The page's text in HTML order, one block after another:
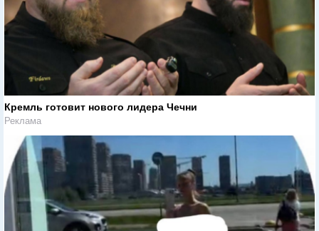
Кремль готовит нового лидера Чечни
Реклама